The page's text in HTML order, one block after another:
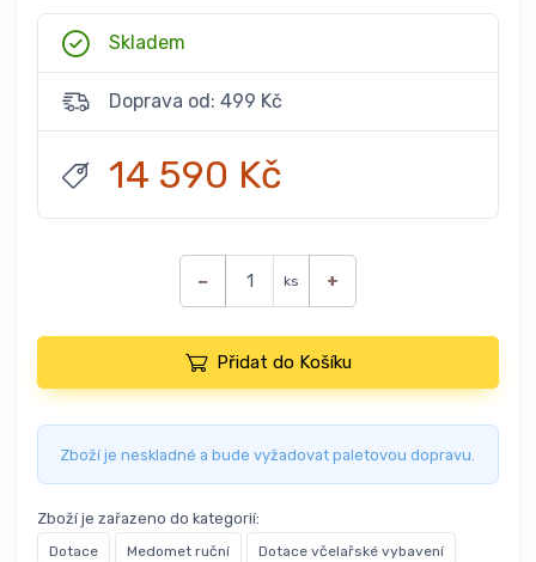
Skladem
Doprava od: 499 Kč
14 590 Kč
− ks +
Přidat do Košíku
Zboží je neskladné a bude vyžadovat paletovou dopravu.
Zboží je zařazeno do kategorií:
Dotace Medomet ruční Dotace včelařské vybavení